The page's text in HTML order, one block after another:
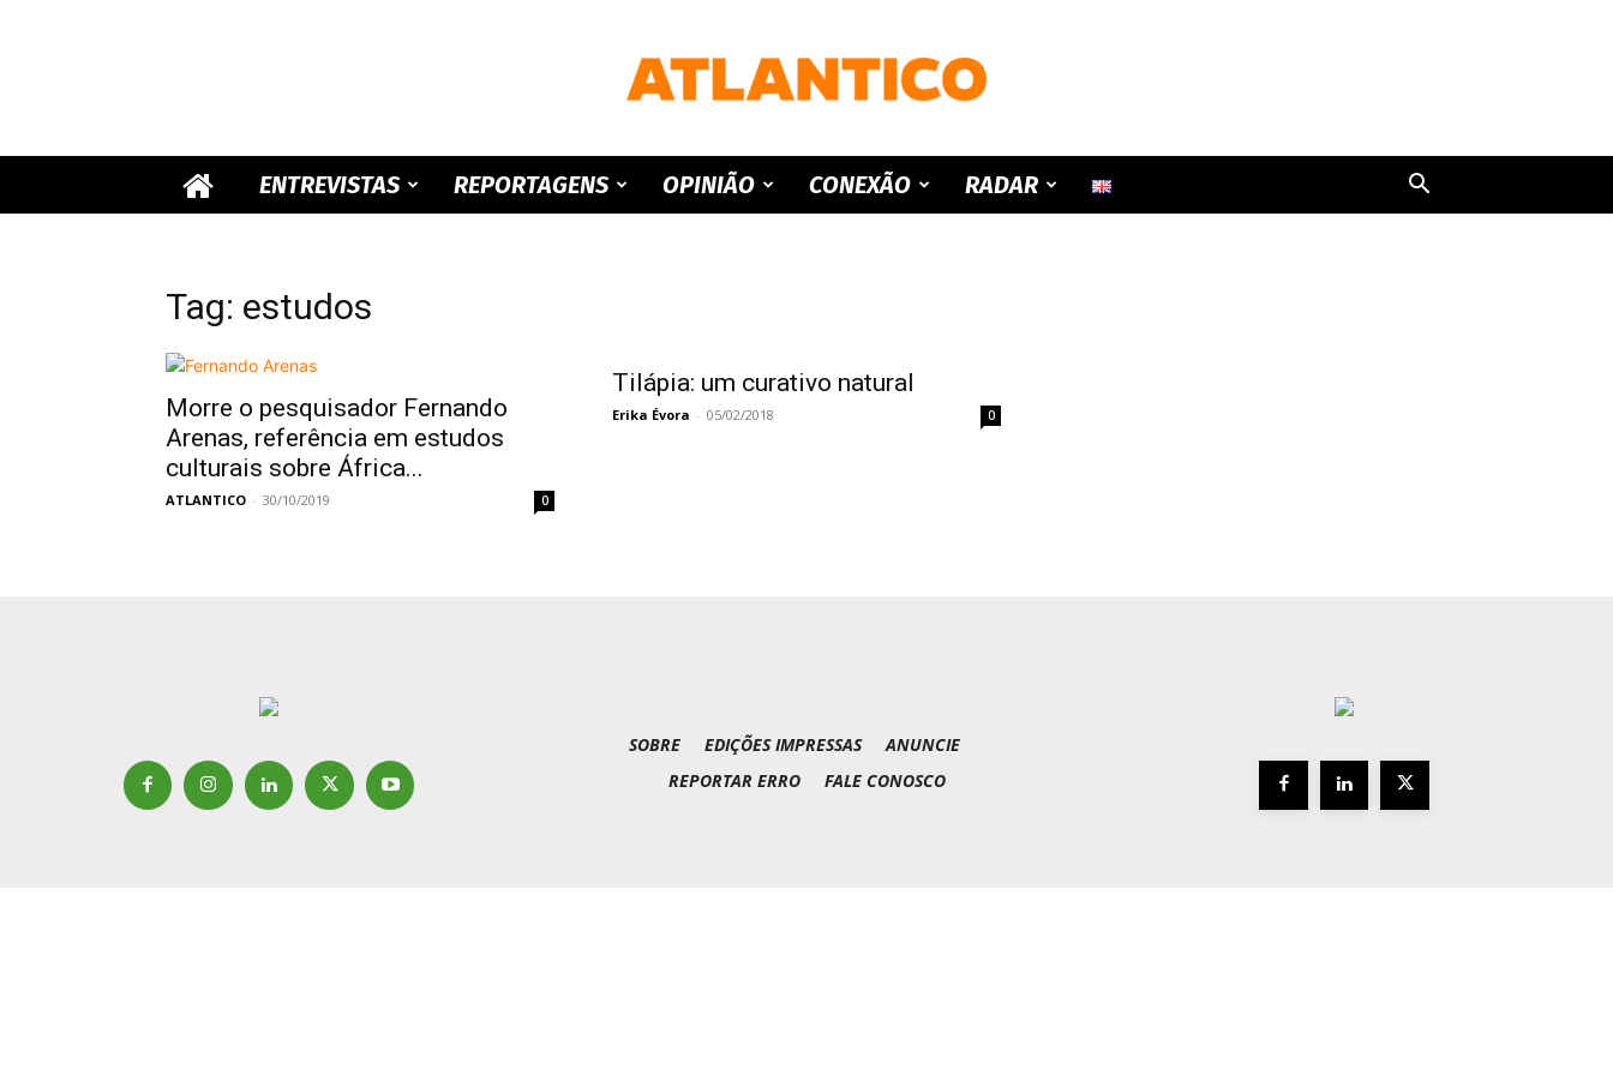
ATLANTICO
ENTREVISTAS REPORTAGENS OPINIÃO CONEXÃO RADAR
Tag: estudos
Morre o pesquisador Fernando
Arenas, referência em estudos
culturais sobre África...
ATLANTICO - 30/10/2019 0
Tilápia: um curativo natural
Erika Évora - 05/02/2018 0
SOBRE EDIÇÕES IMPRESSAS
ANUNCIE
REPORTAR ERRO
FALE CONOSCO